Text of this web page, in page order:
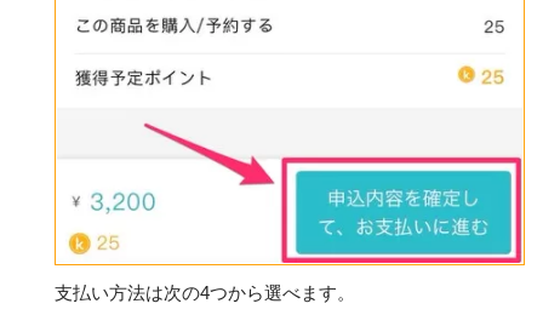
支払い方法は次の4つから選べます。